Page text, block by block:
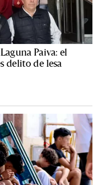
Paiva: el
delito de lesa